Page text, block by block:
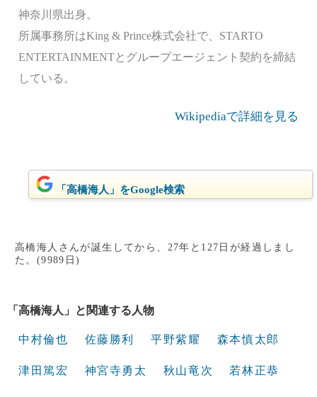
神奈川県出身。
所属事務所はKing & Prince株式会社で、STARTO
ENTERTAINMENTとグループエージェント契約を締結
している。
Wikipediaで詳細を見る
「高橋海人」をGoogle検索
高橋海人さんが誕生してから、27年と127日が経過しまし
た。(9989日)
「高橋海人」と関連する人物
中村倫也 佐藤勝利 平野紫耀 森本慎太郎
津田篤宏 神宮寺勇太 秋山竜次 若林正恭